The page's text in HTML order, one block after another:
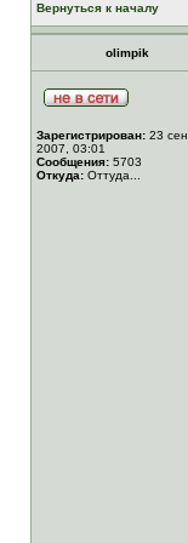
Вернуться к началу
olimpik
Зарегистрирован: 23 сен
2007, 03:01
Сообщения: 5703
Откуда: Оттуда...